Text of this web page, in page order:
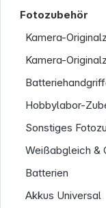
Fotozubehör
Kamera-
Kamera-
Hobbylabor-
Sonstiges
Weißabgleich &
Batterien
Akkus Universal